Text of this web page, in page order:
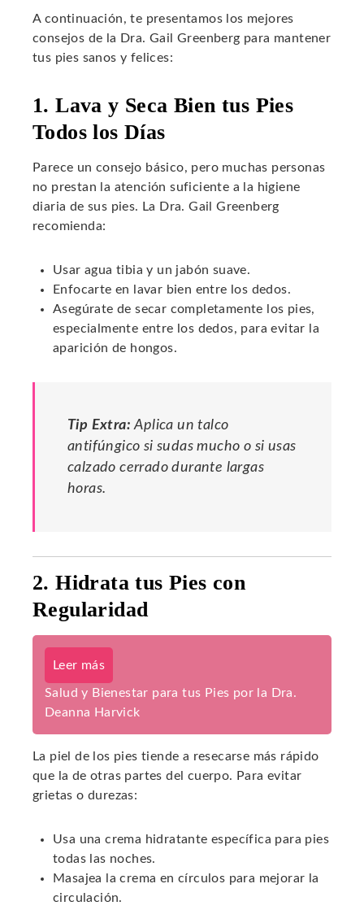
A continuación, te presentamos los mejores
consejos de la Dra. Gail Greenberg para mantener
tus pies sanos y felices:
1. Lava y Seca Bien tus Pies
Todos los Días
Parece un consejo básico, pero muchas personas
no prestan la atención suficiente a la higiene
diaria de sus pies. La Dra. Gail Greenberg
recomienda:
Usar agua tibia y un jabón suave.
Enfocarte en lavar bien entre los dedos.
Asegúrate de secar completamente los pies,
especialmente entre los dedos, para evitar la
aparición de hongos.
Tip Extra: Aplica un talco
antifúngico si sudas mucho o si usas
calzado cerrado durante largas
horas.
2. Hidrata tus Pies con
Regularidad
Leer más
Salud y Bienestar para tus Pies por la Dra.
Deanna Harvick
La piel de los pies tiende a resecarse más rápido
que la de otras partes del cuerpo. Para evitar
grietas o durezas:
Usa una crema hidratante específica para pies
todas las noches.
Masajea la crema en círculos para mejorar la
circulación.